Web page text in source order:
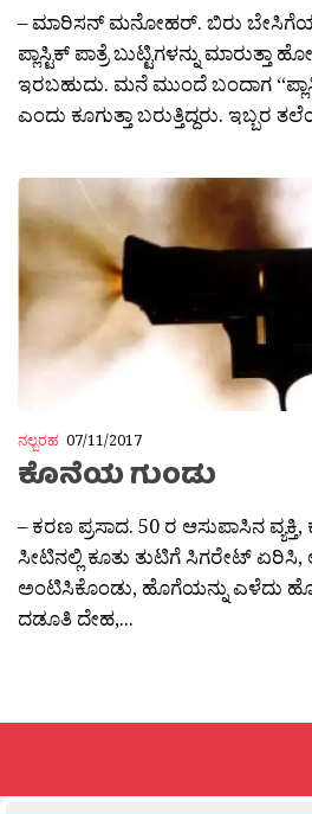
– ಮಾರಿಸನ್ ಮನೋಹರ್. ಬಿರು
ಪ್ಲಾಸ್ಟಿಕ್‌ ಪಾತ್ರೆ ಬುಟ್ಟಿಗಳನ್ನು ಮಾರುತ್ತಾ
ಇರಬಹುದು. ಮನೆ ಮುಂದೆ ಬಂದಾಗ
ಎಂದು ಕೂಗುತ್ತಾ ಬರುತ್ತಿದ್ದರು. ಇಬ್ಬರ
ನಲ್ಬರಹ 07/11/2017
ಕೊನೆಯ ಗುಂಡು
– ಕರಣ ಪ್ರಸಾದ. 50 ರ ಆಸುಪಾಸಿನ
ಸೀಟಿನಲ್ಲಿ ಕೂತು ತುಟಿಗೆ ಸಿಗರೇಟ್
ಅಂಟಿಸಿಕೊಂಡು, ಹೊಗೆಯನ್ನು ಎಳೆದು
ದಡೂತಿ ದೇಹ,...